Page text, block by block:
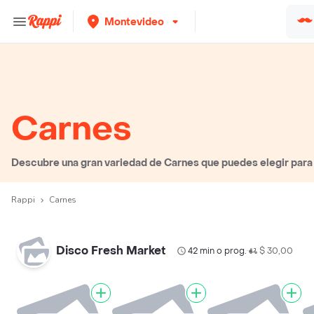
Montevideo
Carnes
Descubre una gran variedad de Carnes que puedes elegir
Rappi Carnes
Disco Fresh Market 42 min o prog.• $ 30,00